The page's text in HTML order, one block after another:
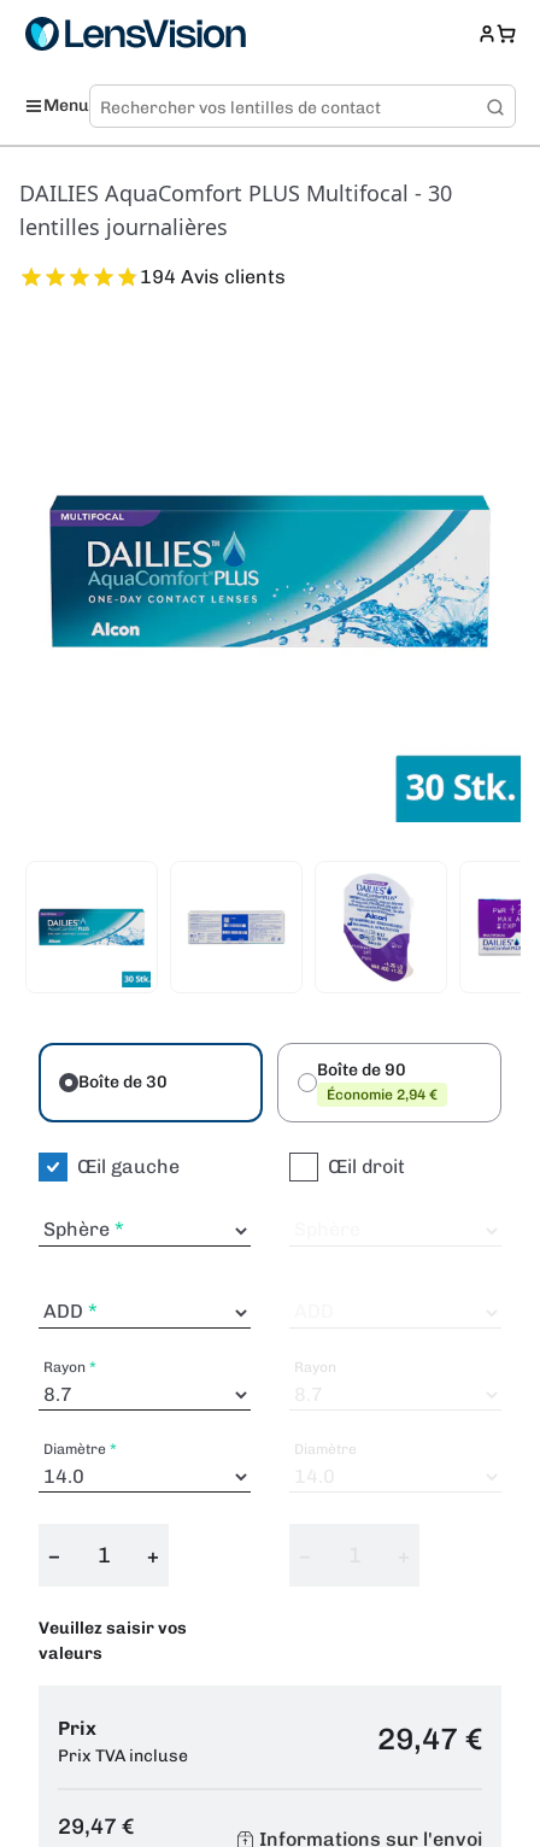
Menu
DAILIES AquaComfort PLUS Multifocal - 30
lentilles journalières
194 Avis clients
Boîte de 30
Boîte de 90
Économie 2,94 €
Œil gauche
Sphère
ADD
Rayon
Diamètre
− +
Veuillez saisir vos
valeurs
Œil droit
Rayon
Diamètre
Prix
Prix TVA incluse 29,47 €
29,47 € Informations sur l'envoi